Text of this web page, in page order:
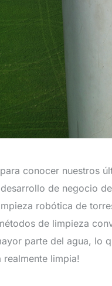
conocer nuestros
de negocio
robótica de
de limpieza
parte del agua, lo
realmente limpia!